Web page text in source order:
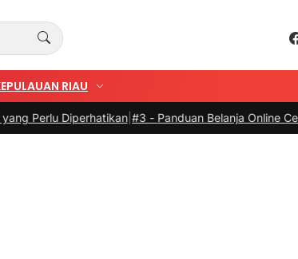
RIAU
|#3 -Panduan Belanja Online Cerdas: